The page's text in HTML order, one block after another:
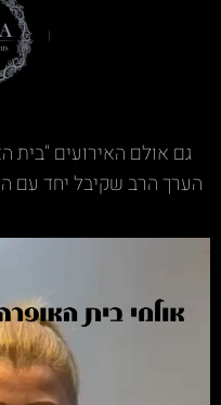
גם אולם האירועים "בית
הערך הרב שקיבל יחד עם